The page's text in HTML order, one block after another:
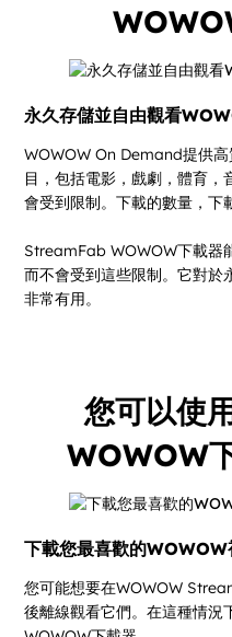
永久存儲並自由觀看
WOWOW On Demand提供
目，包括電影，戲劇，體育
會受到限制。下載的數量，下
StreamFab WOWOW下載器
而不會受到這些限制。它對於
非常有用。
您可以使
WOWOW
下載您最喜歡的WOWOW
您可能想要在WOWOW
後離線觀看它們。在這種情